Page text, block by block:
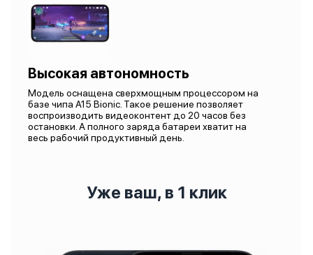
Высокая автономность
Модель оснащена сверхмощным процессором на
базе чипа A15 Bionic. Такое решение позволяет
воспроизводить видеоконтент до 20 часов без
остановки. А полного заряда батареи хватит на
весь рабочий продуктивный день.
Уже ваш, в 1 клик